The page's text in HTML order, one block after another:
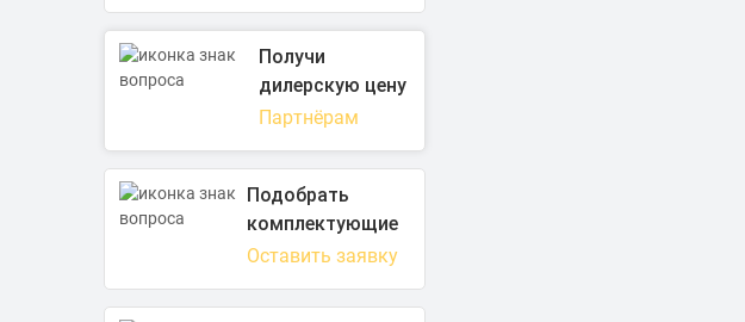
Получи
дилерскую цену
Партнёрам
Подобрать
комплектующие
Оставить заявку